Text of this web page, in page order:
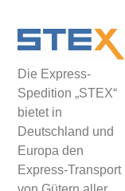
Die Express-
Spedition „STEX“
bietet in
Deutschland und
Europa den
Express-Transport